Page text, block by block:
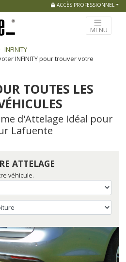
ACCÈS PROFESSIONNEL
MENU
INFINITY
INFINITY pour trouver votre
TOUTES LES
d'Attelage Idéal pour
Lafuente
ATTELAGE
véhicule.